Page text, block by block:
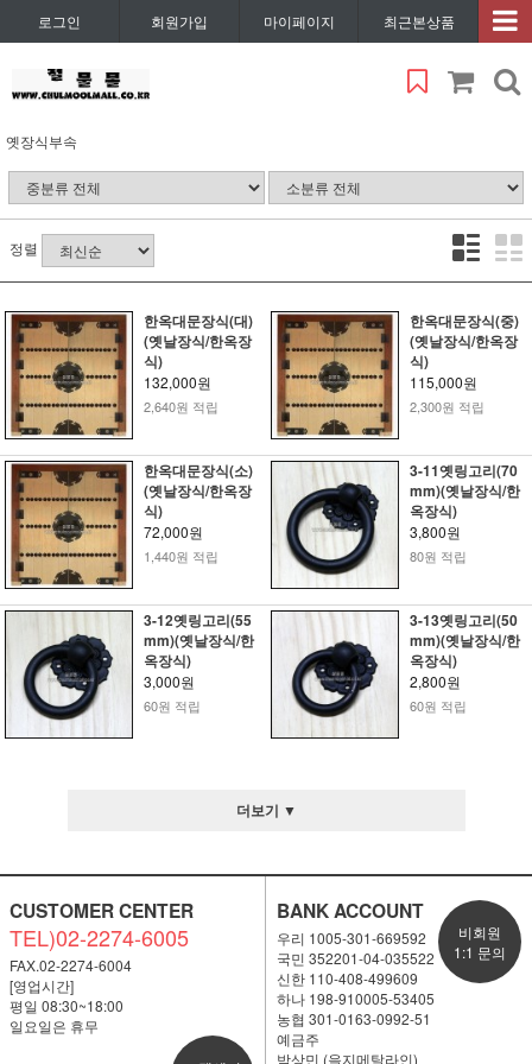
로그인 회원가입 마이페이지 최근본상품
옛장식부속
정렬
한옥대문장식(대)
(옛날장식/한옥장
식)
132,000원
2,640원 적립
한옥대문장식(중)
(옛날장식/한옥장
식)
115,000원
2,300원 적립
한옥대문장식(소)
(옛날장식/한옥장
식)
72,000원
1,440원 적립
3-11옛링고리(70
mm)(옛날장식/한
옥장식)
3,800원
80원 적립
3-12옛링고리(55
mm)(옛날장식/한
옥장식)
3,000원
60원 적립
3-13옛링고리(50
mm)(옛날장식/한
옥장식)
2,800원
60원 적립
더보기 ▼
CUSTOMER CENTER
TEL)02-2274-6005
FAX.02-2274-6004
[영업시간]
평일 08:30~18:00
일요일은 휴무
BANK ACCOUNT
우리 1005-301-669592
국민 352201-04-035522
신한 110-408-499609
하나 198-910005-53405
농협 301-0163-0992-51
예금주
박상민 (을지메탈라인)
비회원
1:1 문의